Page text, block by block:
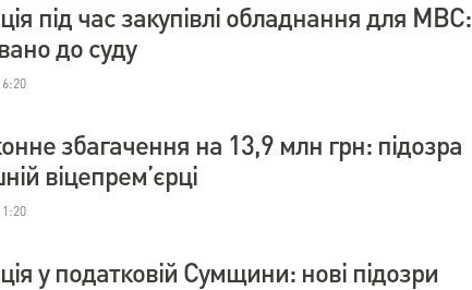
під час закупівлі обладнання для МВС:
до суду
збагачення на 13,9 млн грн: підозра
віцепрем’єрці
у податковій Сумщини: нові підозри